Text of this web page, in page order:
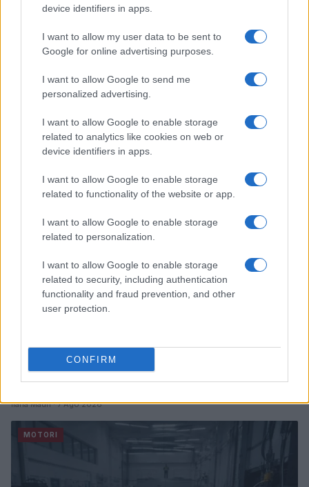
device identifiers in apps.
I want to allow my user data to be sent to
Google for online advertising purposes.
I want to allow Google to send me
personalized advertising.
I want to allow Google to enable storage
related to analytics like cookies on web or
device identifiers in apps.
I want to allow Google to enable storage
related to functionality of the website or app.
I want to allow Google to enable storage
related to personalization.
I want to allow Google to enable storage
related to security, including authentication
functionality and fraud prevention, and other
user protection.
CONFIRM
Continua a leggere
MOTORI
Auto in fiamme: procedura sicura, errori da evitare
Ilaria Mauri · 7 Ago 2026
MOTORI